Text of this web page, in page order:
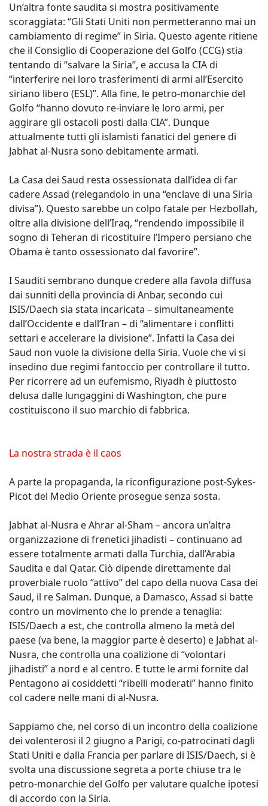
Un’altra fonte saudita si mostra positivamente
scoraggiata: “Gli Stati Uniti non permetteranno mai un
cambiamento di regime” in Siria. Questo agente ritiene
che il Consiglio di Cooperazione del Golfo (CCG) stia
tentando di “salvare la Siria”, e accusa la CIA di
“interferire nei loro trasferimenti di armi all’Esercito
siriano libero (ESL)”. Alla fine, le petro-monarchie del
Golfo “hanno dovuto re-inviare le loro armi, per
aggirare gli ostacoli posti dalla CIA”. Dunque
attualmente tutti gli islamisti fanatici del genere di
Jabhat al-Nusra sono debitamente armati.
La Casa dei Saud resta ossessionata dall’idea di far
cadere Assad (relegandolo in una “enclave di una Siria
divisa”). Questo sarebbe un colpo fatale per Hezbollah,
oltre alla divisione dell’Iraq, “rendendo impossibile il
sogno di Teheran di ricostituire l’Impero persiano che
Obama è tanto ossessionato dal favorire”.
I Sauditi sembrano dunque credere alla favola diffusa
dai sunniti della provincia di Anbar, secondo cui
ISIS/Daech sia stata incaricata – simultaneamente
dall’Occidente e dall’Iran – di “alimentare i conflitti
settari e accelerare la divisione”. Infatti la Casa dei
Saud non vuole la divisione della Siria. Vuole che vi si
insedino due regimi fantoccio per controllare il tutto.
Per ricorrere ad un eufemismo, Riyadh è piuttosto
delusa dalle lungaggini di Washington, che pure
costituiscono il suo marchio di fabbrica.
La nostra strada è il caos
A parte la propaganda, la riconfigurazione post-Sykes-
Picot del Medio Oriente prosegue senza sosta.
Jabhat al-Nusra e Ahrar al-Sham – ancora un’altra
organizzazione di frenetici jihadisti – continuano ad
essere totalmente armati dalla Turchia, dall’Arabia
Saudita e dal Qatar. Ciò dipende direttamente dal
proverbiale ruolo “attivo” del capo della nuova Casa dei
Saud, il re Salman. Dunque, a Damasco, Assad si batte
contro un movimento che lo prende a tenaglia:
ISIS/Daech a est, che controlla almeno la metà del
paese (va bene, la maggior parte è deserto) e Jabhat al-
Nusra, che controlla una coalizione di “volontari
jihadisti” a nord e al centro. E tutte le armi fornite dal
Pentagono ai cosiddetti “ribelli moderati” hanno finito
col cadere nelle mani di al-Nusra.
Sappiamo che, nel corso di un incontro della coalizione
dei volenterosi il 2 giugno a Parigi, co-patrocinati dagli
Stati Uniti e dalla Francia per parlare di ISIS/Daech, si è
svolta una discussione segreta a porte chiuse tra le
petro-monarchie del Golfo per valutare qualche ipotesi
di accordo con la Siria.